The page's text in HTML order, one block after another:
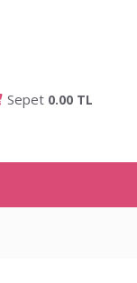
Sepet 0.00 TL